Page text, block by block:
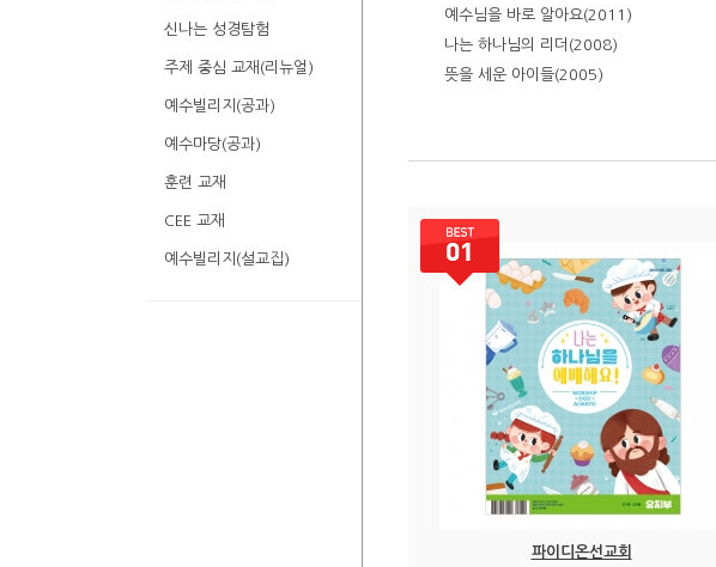
신나는 성경탐험
주제 중심 교재(리뉴얼)
예수빌리지(공과)
예수마당(공과)
훈련 교재
CEE 교재
예수빌리지(설교집)
예수님을 바로 알아요(2011)
나는 하나님의 리더(2008)
뜻을 세운 아이들(2005)
파이디온선교회